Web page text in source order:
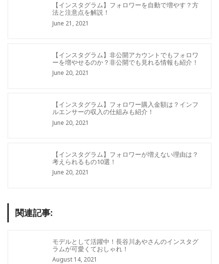
【インスタグラム】フォロワーを自動で増やす？方
法と注意点を解説！
June 21, 2021
【インスタグラム】非公開アカウントでもフォロワ
ーを増やせるのか？非公開でも見れる情報も紹介！
June 20, 2021
【インスタグラム】フォロワー購入金額は？インフ
ルエンサーの収入の仕組みも紹介！
June 20, 2021
【インスタグラム】フォロワーが増えない理由は？
考えられるもの10選！
June 20, 2021
関連記事:
モデルとして活躍中！長谷川あやさんのインスタグ
ラムが可愛くておしゃれ！
August 14, 2021